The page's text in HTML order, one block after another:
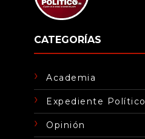
CATEGORÍAS
Academia
Expediente Político
Opinión